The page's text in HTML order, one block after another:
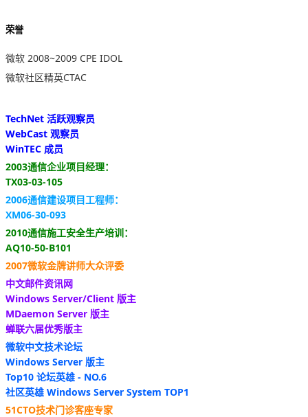
荣誉
微软 2008~2009 CPE IDOL
微软社区精英CTAC
TechNet 活跃观察员
WebCast 观察员
WinTEC 成员
2003通信企业项目经理：
TX03-03-105
2006通信建设项目工程师：
XM06-30-093
2010通信施工安全生产培训：
AQ10-50-B101
2007微软金牌讲师大众评委
中文邮件资讯网
Windows Server/Client 版主
MDaemon Server 版主
蝉联六届优秀版主
微软中文技术论坛
Windows Server 版主
Top10 论坛英雄 - NO.6
社区英雄 Windows Server System TOP1
51CTO技术门诊客座专家